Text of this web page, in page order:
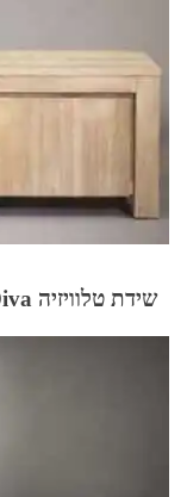
שידת טלוויזיה Diva